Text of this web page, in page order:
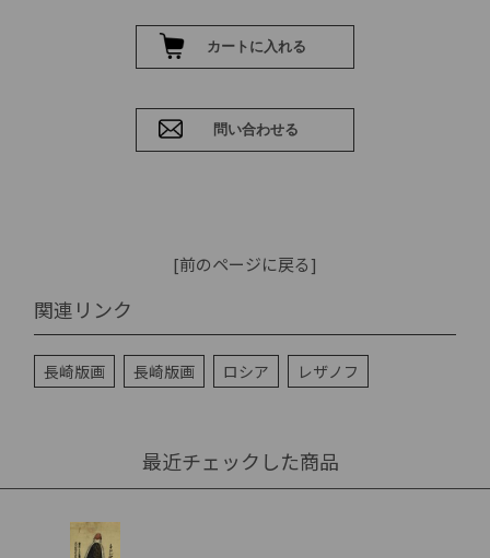
[前のページに戻る]
関連リンク
長崎版画 長崎版画 ロシア レザノフ
最近チェックした商品